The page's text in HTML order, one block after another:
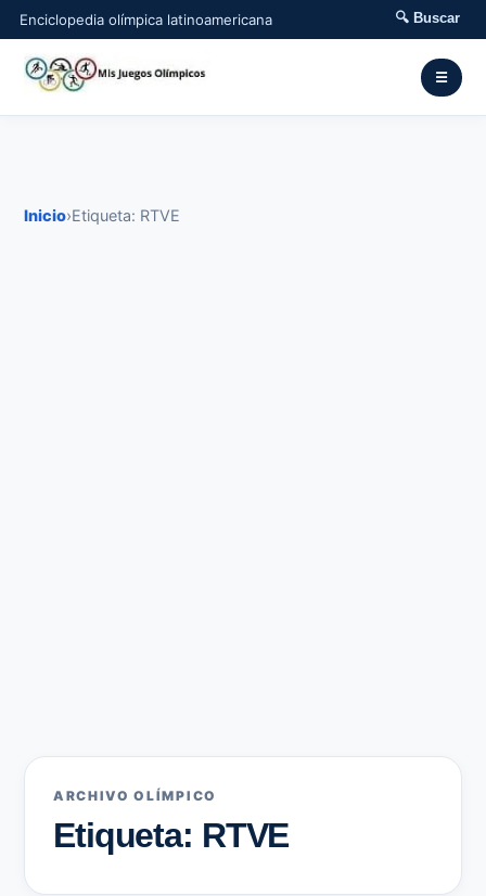
Enciclopedia olímpica latinoamericana 🔍 Buscar
☰
Inicio›Etiqueta: RTVE
ARCHIVO OLÍMPICO
Etiqueta: RTVE